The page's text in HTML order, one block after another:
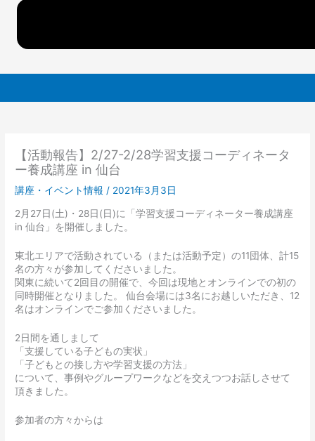
【活動報告】2/27-2/28学習支援コーディネータ
ー養成講座 in 仙台
講座・イベント情報 / 2021年3月3日
2月27日(土)・28日(日)に「学習支援コーディネーター養成講座
in 仙台」を開催しました。
東北エリアで活動されている（または活動予定）の11団体、計15
名の方々が参加してくださいました。
関東に続いて2回目の開催で、今回は現地とオンラインでの初の
同時開催となりました。 仙台会場には3名にお越しいただき、12
名はオンラインでご参加くださいました。
2日間を通しまして
「支援している子どもの実状」
「子どもとの接し方や学習支援の方法」
について、事例やグループワークなどを交えつつお話しさせて
頂きました。
参加者の方々からは